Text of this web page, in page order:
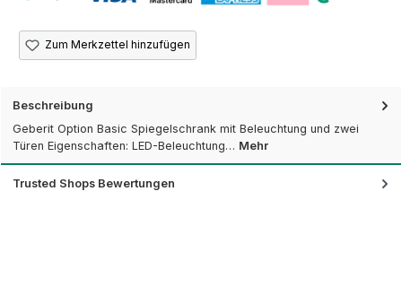
Zum Merkzettel hinzufügen
Beschreibung
Geberit Option Basic Spiegelschrank mit Beleuchtung und zwei
Türen Eigenschaften: LED-Beleuchtung… Mehr
Trusted Shops Bewertungen